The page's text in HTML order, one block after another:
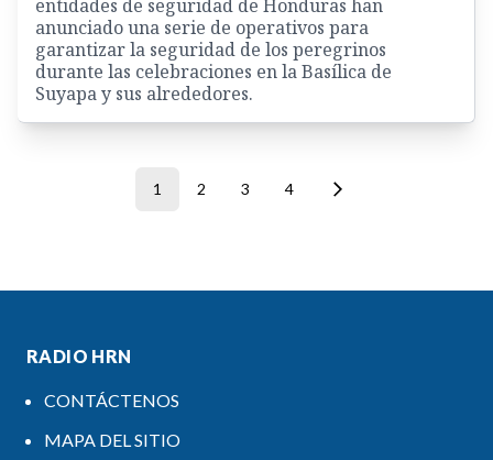
entidades de seguridad de Honduras han
anunciado una serie de operativos para
garantizar la seguridad de los peregrinos
durante las celebraciones en la Basílica de
Suyapa y sus alrededores.
1 2 3 4
RADIO HRN
CONTÁCTENOS
MAPA DEL SITIO